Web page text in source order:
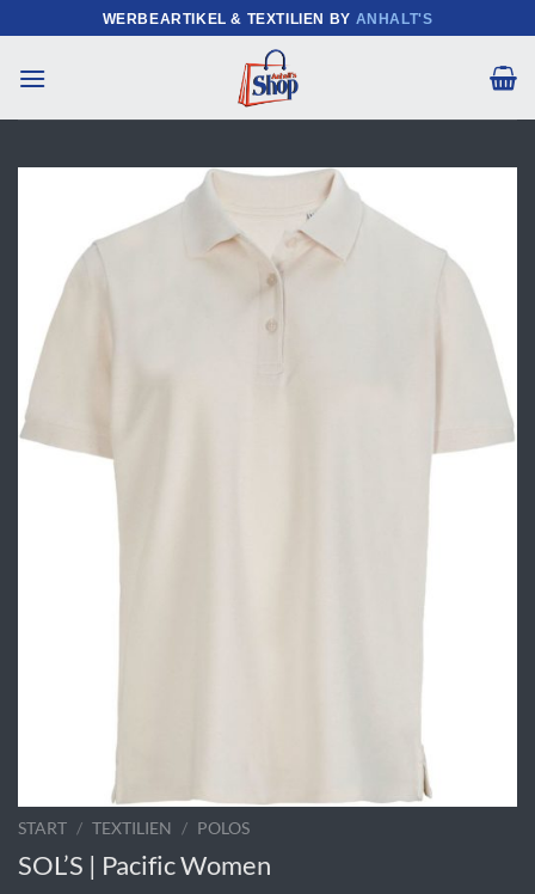
Inhalt
springen
WERBEARTIKEL & TEXTILIEN BY ANHALT'S
START / TEXTILIEN / POLOS
SOL’S | Pacific Women